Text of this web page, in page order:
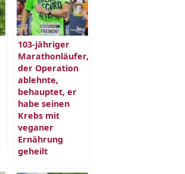
103-jähriger
Marathonläufer,
der Operation
ablehnte,
behauptet, er
habe seinen
Krebs mit
veganer
Ernährung
geheilt